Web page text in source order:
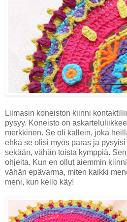
Liimasin koneiston kiinni
pysyy. Koneisto on
merkkinen. Se oli kallein, joka
ehkä se olisi myös paras ja
sekään, vähän toista kymppiä.
ohjeita. Kun en ollut aiemmin
vähän epävarma, miten kaikki
meni, kun kello käy!